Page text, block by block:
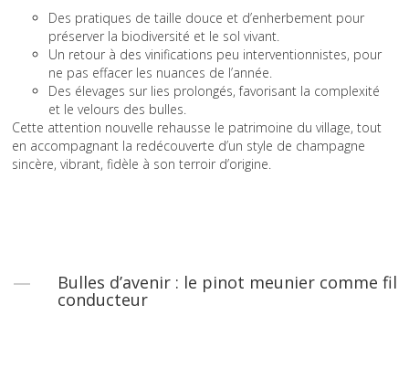
Des pratiques de taille douce et d’enherbement pour
préserver la biodiversité et le sol vivant.
Un retour à des vinifications peu interventionnistes, pour
ne pas effacer les nuances de l’année.
Des élevages sur lies prolongés, favorisant la complexité
et le velours des bulles.
Cette attention nouvelle rehausse le patrimoine du village, tout
en accompagnant la redécouverte d’un style de champagne
sincère, vibrant, fidèle à son terroir d’origine.
Bulles d’avenir : le pinot meunier comme fil
conducteur